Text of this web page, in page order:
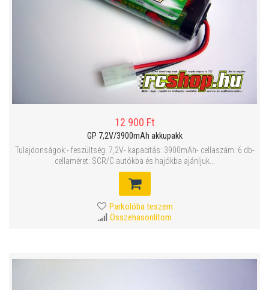
12 900 Ft
GP 7,2V/3900mAh akkupakk
Tulajdonságok:- feszültség: 7,2V- kapacitás: 3900mAh- cellaszám: 6 db-
cellaméret: SCR/C autókba és hajókba ajánljuk...
Parkolóba teszem
Összehasonlítom